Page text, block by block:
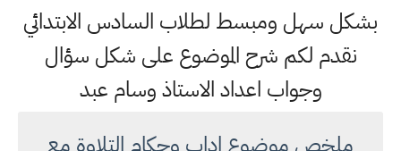
بشكل سهل ومبسط لطلاب السادس الابتدائي
نقدم لكم شرح الموضوع على شكل سؤال
وجواب اعداد الاستاذ وسام عبد